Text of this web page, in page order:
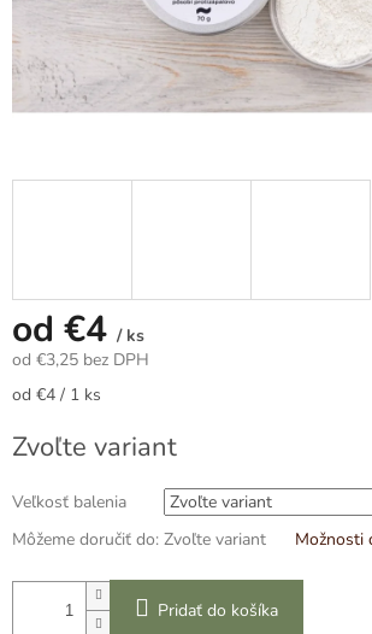
od €4 / ks
od €3,25 bez DPH
Jednotková
od €4 / 1 ks
Zvoľte variant
Veľkosť balenia
Môžeme doručiť do: Zvoľte variant Možnosti
Pridať do košíka